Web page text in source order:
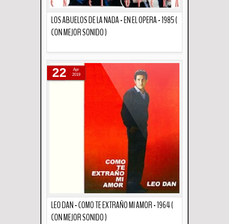
LOS ABUELOS DE LA NADA - EN EL OPERA - 1985 (
CON MEJOR SONIDO )
LEO DAN - COMO TE EXTRAÑO MI AMOR - 1964 (
CON MEJOR SONIDO )
22
Apr
2019